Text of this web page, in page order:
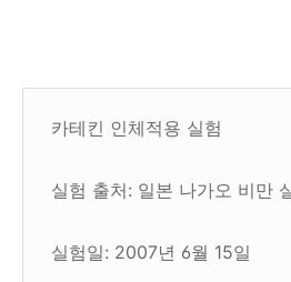
카테킨 인체적용 실험
실험 출처: 일본 나가오 비만
실험일: 2007년 6월 15일